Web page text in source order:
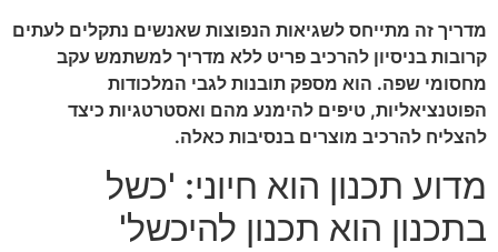
מדריך זה מתייחס לשגיאות הנפוצות שאנשים נתקלים לעתים
קרובות בניסיון להרכיב פריט ללא מדריך למשתמש עקב
מחסומי שפה. הוא מספק תובנות לגבי המלכודות
הפוטנציאליות, טיפים להימנע מהם ואסטרטגיות כיצד
להצליח להרכיב מוצרים בנסיבות כאלה.
מדוע תכנון הוא חיוני: 'כשל
בתכנון הוא תכנון להיכשל'